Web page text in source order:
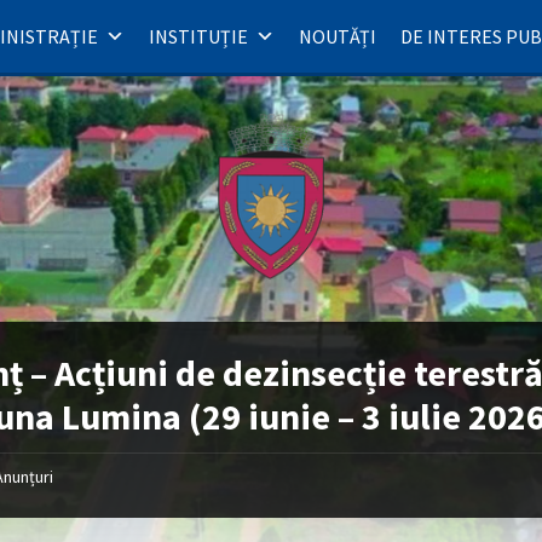
INSTITUȚIE NOUTĂȚI DE INTERES
– Acțiuni de dezinsecție
Lumina (29 iunie – 3 iulie